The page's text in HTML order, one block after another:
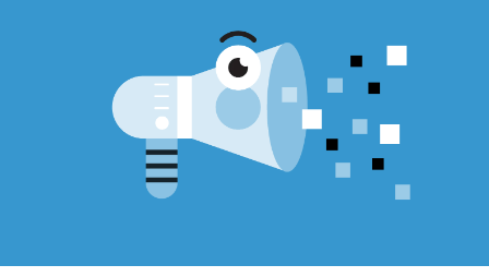
Kontakt